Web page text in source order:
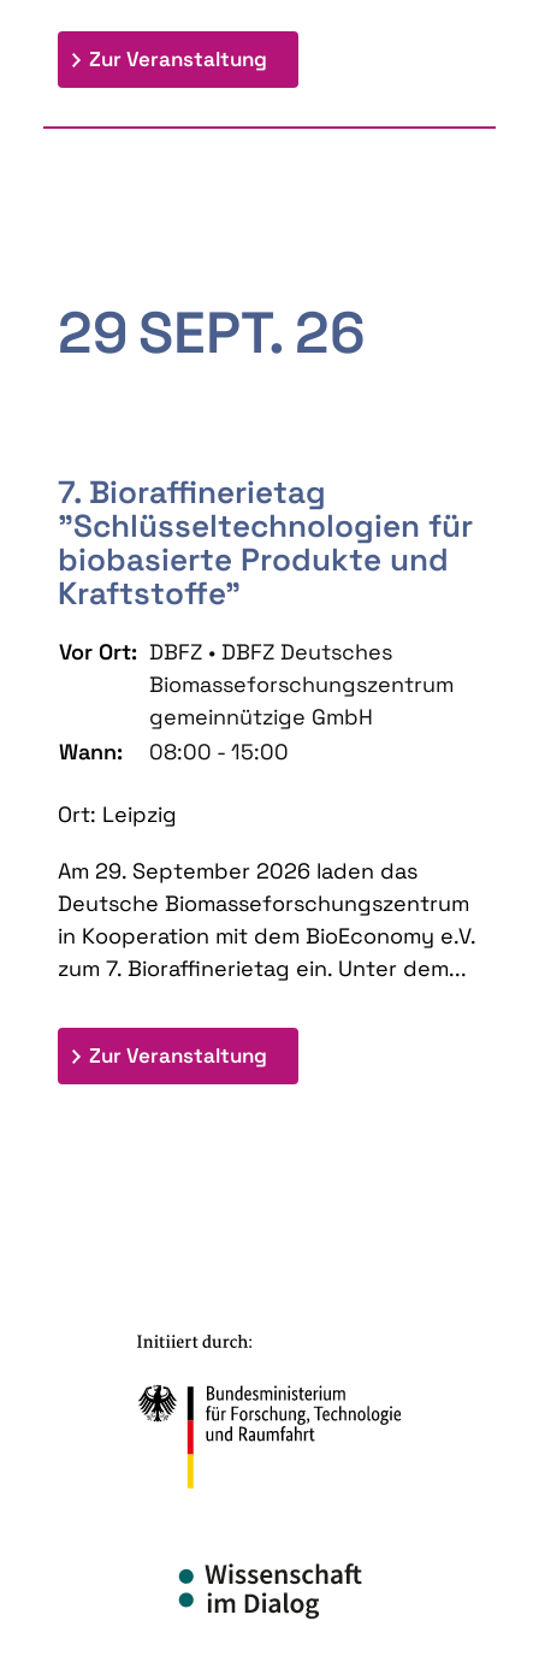
Zur Veranstaltung
29SEPT. 26
7. Bioraffinerietag
"Schlüsseltechnologien für
biobasierte Produkte und
Kraftstoffe"
Vor Ort: DBFZ • DBFZ Deutsches
Biomasseforschungszentrum
gemeinnützige GmbH
Wann:
08:00 - 15:00
Ort: Leipzig
Am 29. September 2026 laden das
Deutsche Biomasseforschungszentrum
in Kooperation mit dem BioEconomy e.V.
zum 7. Bioraffinerietag ein. Unter dem...
Zur Veranstaltung